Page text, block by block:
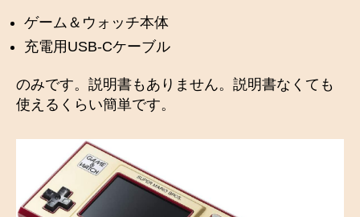
ゲーム＆ウォッチ本体
充電用USB-Cケーブル
のみです。説明書もありません。説明書なくても
使えるくらい簡単です。